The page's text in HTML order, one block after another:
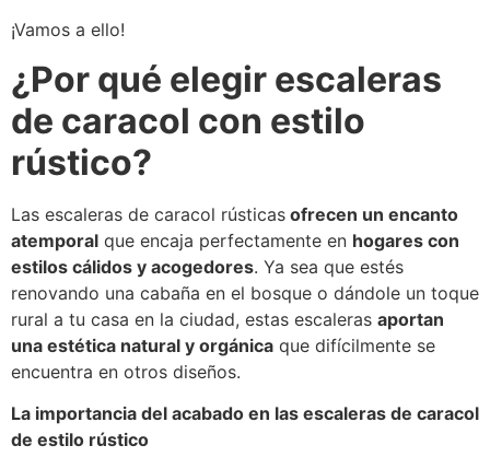
¡Vamos a ello!
¿Por qué elegir escaleras
de caracol con estilo
rústico?
Las escaleras de caracol rústicas ofrecen un encanto
atemporal que encaja perfectamente en hogares con
estilos cálidos y acogedores. Ya sea que estés
renovando una cabaña en el bosque o dándole un toque
rural a tu casa en la ciudad, estas escaleras aportan
una estética natural y orgánica que difícilmente se
encuentra en otros diseños.
La importancia del acabado en las escaleras de caracol
de estilo rústico